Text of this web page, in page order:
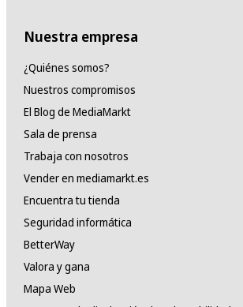
Nuestra empresa
¿Quiénes somos?
Nuestros compromisos
El Blog de MediaMarkt
Sala de prensa
Trabaja con nosotros
Vender en mediamarkt.es
Encuentra tu tienda
Seguridad informática
BetterWay
Valora y gana
Mapa Web